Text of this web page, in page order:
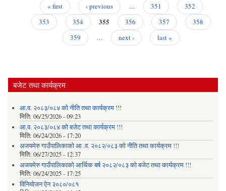
« first ‹ previous … 351
352
353
354 355 356 357
358
359
… next › last »
बजेट तथा कार्यक्रम
आ.व. २०८३/०८४ को नीति तथा कार्यक्रम !!!
मिति: 06/25/2026 - 09:23
आ.व. २०८३/०८४ को बजेट तथा कार्यक्रम !!!
मिति: 06/24/2026 - 17:20
अजयमेरु गाउँपालिकाको आ .व. २०८२/०८३ को नीति तथा कार्यक्रम !!!
मिति: 06/27/2025 - 12:37
अजयमेरु गाउँपालिकाको आर्थिक बर्ष २०८२/०८३ को बजेट तथा कार्यक्रम !!!
मिति: 06/24/2025 - 17:25
विनियोजन ऐन २०८०/०८१